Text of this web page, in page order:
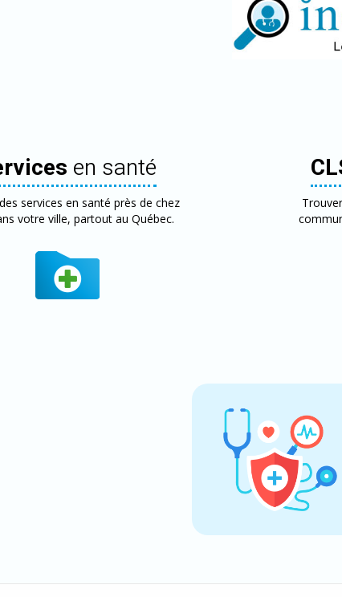
en santé
services en santé près de chez
votre ville, partout au Québec.